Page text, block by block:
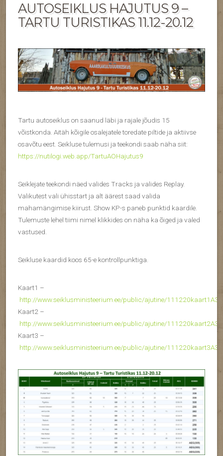
AUTOSEIKLUS HAJUTUS 9 –
TARTU TURISTIKAS 11.12-20.12
Tartu autoseiklus on saanud läbi ja rajale jõudis 15
võistkonda. Aitäh kõigile osalejatele toredate piltide ja aktiivse
osavõtu eest. Seikluse tulemusi ja teekondi saab näha siit:
https://nutilogi.web.app/TartuAOHajutus9
Seiklejate teekondi näed valides Tracks ja valides Replay.
Valikutest vali ühisstart ja alt äärest saad valida
mahamängimise kiirust. Show KP-s paneb punktid kaardile.
Tulemuste lehel tiimi nimel klikkides on näha ka õiged ja valed
vastused.
Seikluse kaardid koos 65-e kontrollpunktiga.
Kaart1 –
http://www.seiklusministeerium.ee/public/ajutine/
Kaart2 –
http://www.seiklusministeerium.ee/public/ajutine/
Kaart3 –
http://www.seiklusministeerium.ee/public/ajutine/